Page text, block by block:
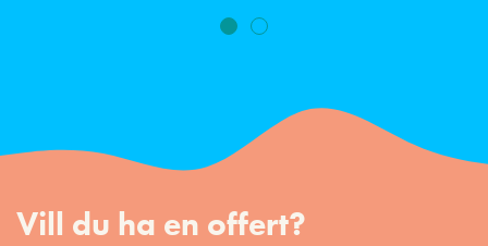
Vill du ha en offert?